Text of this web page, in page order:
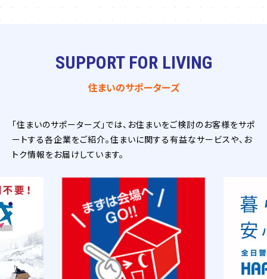
SUPPORT FOR LIVING
住まいのサポーターズ
「住まいのサポーターズ」では、お住まいをご検討のお客様をサポ
ートする各企業をご紹介。住まいに関する有益なサービスや、お
トク情報をお届けしています。